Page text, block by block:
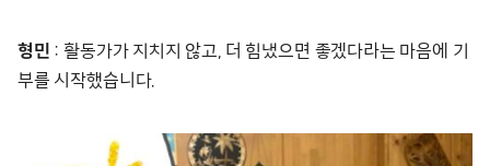
형민 : 활동가가 지치지 않고, 더 힘냈으면 좋겠다라는 마음에 기
부를 시작했습니다.